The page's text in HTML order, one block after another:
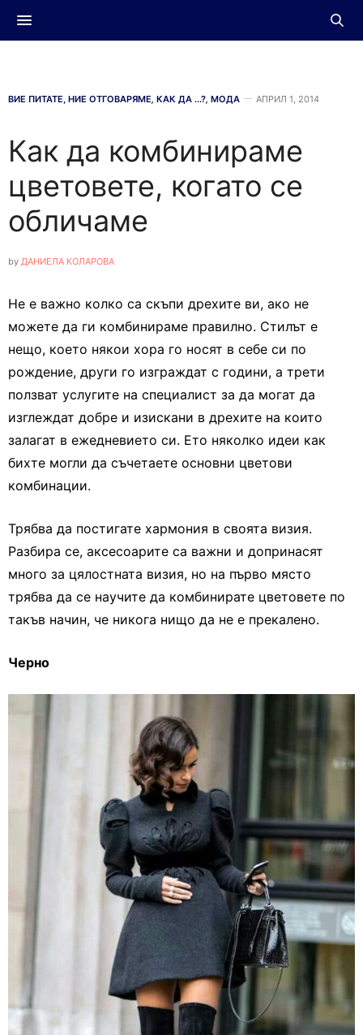
ВИЕ ПИТАТЕ, НИЕ ОТГОВАРЯМЕ, КАК ДА ...?, МОДА АПРИЛ 1, 2014
Как да комбинираме
цветовете, когато се
обличаме
by ДАНИЕЛА КОЛАРОВА
Не е важно колко са скъпи дрехите ви, ако не
можете да ги комбинираме правилно. Стилът е
нещо, което някои хора го носят в себе си по
рождение, други го изграждат с години, а трети
ползват услугите на специалист за да могат да
изглеждат добре и изискани в дрехите на които
залагат в ежедневието си. Ето няколко идеи как
бихте могли да съчетаете основни цветови
комбинации.
Трябва да постигате хармония в своята визия.
Разбира се, аксесоарите са важни и допринасят
много за цялостната визия, но на първо място
трябва да се научите да комбинирате цветовете по
такъв начин, че никога нищо да не е прекалено.
Черно